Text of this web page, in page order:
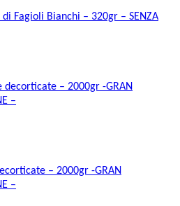
Fagioli Bianchi – 320gr – SENZA
– 2000gr -GRAN
–